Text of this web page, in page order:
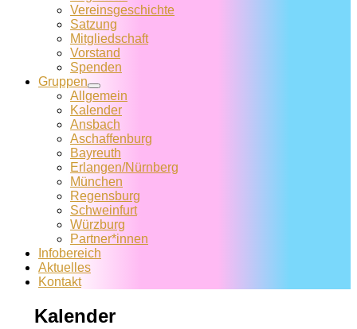
Vereins­geschichte
Satzung
Mitglied­schaft
Vorstand
Spenden
Gruppen
Allgemein
Kalender
Ansbach
Aschaffenburg
Bayreuth
Erlangen/Nürnberg
München
Regensburg
Schweinfurt
Würzburg
Partner*innen
Infobereich
Aktuelles
Kontakt
Kalender